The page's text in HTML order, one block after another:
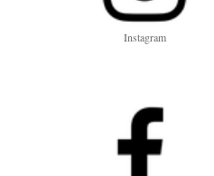
Instagram